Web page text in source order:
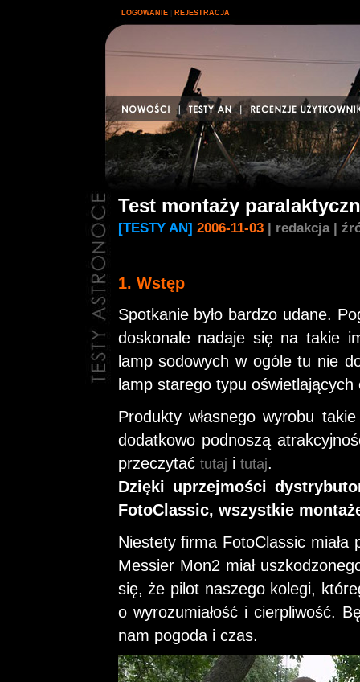
LOGOWANIE REJESTRACJA
Test montaży
[TESTY AN] 2006-11-03 | redakcja |
1. Wstęp
Spotkanie było bardzo udane.
doskonale nadaje się na takie
lamp sodowych w ogóle tu nie
lamp starego typu
Produkty własnego wyrobu
dodatkowo podnoszą
przeczytać tutaj i tutaj.
Dzięki uprzejmości
FotoClassic, wszystkie
Niestety firma FotoClassic
Messier Mon2 miał
się, że pilot naszego kolegi,
o wyrozumiałość i cierpliwość.
nam pogoda i czas.